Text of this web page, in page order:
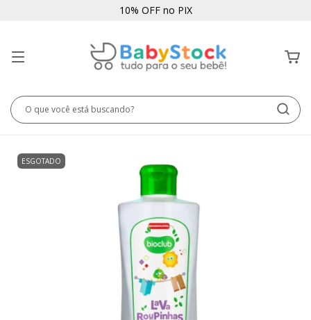
10% OFF no PIX
ESGOTADO